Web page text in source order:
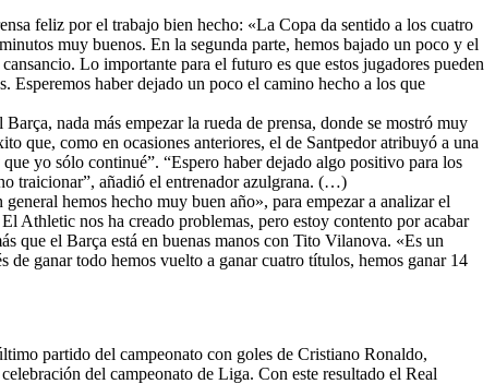
feliz por el trabajo bien hecho: «La Copa da sentido a los cuatro
muy buenos. En la segunda parte, hemos bajado un poco y el
Lo importante para el futuro es que estos jugadores pueden
Esperemos haber dejado un poco el camino hecho a los que
nada más empezar la rueda de prensa, donde se mostró muy
que, como en ocasiones anteriores, el de Santpedor atribuyó a una
yo sólo continué”. “Espero haber dejado algo positivo para los
traicionar”, añadió el entrenador azulgrana. (…)
hemos hecho muy buen año», para empezar a analizar el
Athletic nos ha creado problemas, pero estoy contento por acabar
que el Barça está en buenas manos con Tito Vilanova. «Es un
de ganar todo hemos vuelto a ganar cuatro títulos, hemos ganar 14
partido del campeonato con goles de Cristiano Ronaldo,
del campeonato de Liga. Con este resultado el Real